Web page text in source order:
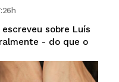
sobre Luís
- do que o